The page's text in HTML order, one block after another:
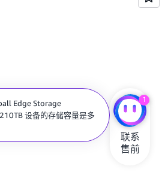
Edge Storage
设备的存储容量是多
1
联系
售前